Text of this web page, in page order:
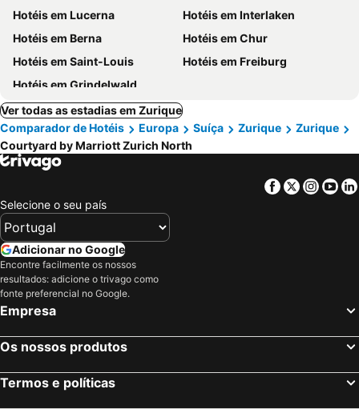
Hotéis em Lucerna
Hotéis em Interlaken
Hotéis em Berna
Hotéis em Chur
Hotéis em Saint-Louis
Hotéis em Freiburg
Hotéis em Grindelwald
Ver todas as estadias em Zurique
Comparador de Hotéis
Europa Suíça Zurique
Zurique
Courtyard by Marriott Zurich North
Facebook
Twitter
Selecione o seu país
Adicionar no Google
Encontre facilmente os nossos
resultados: adicione o trivago como
fonte preferencial no Google.
Empresa
Os nossos produtos
Termos e políticas